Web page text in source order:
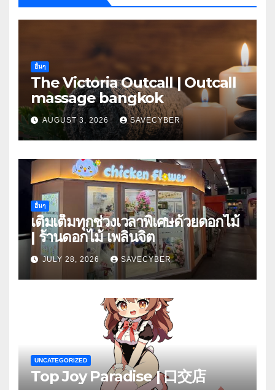
อื่นๆ
The Victoria Outcall | Outcall
massage bangkok
AUGUST 3, 2026 SAVECYBER
อื่นๆ
เติมเต็มทุกช่วงเวลาพิเศษด้วยดอกไม้
| ร้านดอกไม้ เพลินจิต
JULY 28, 2026 SAVECYBER
UNCATEGORIZED
Top Joy Paradise | 口交店